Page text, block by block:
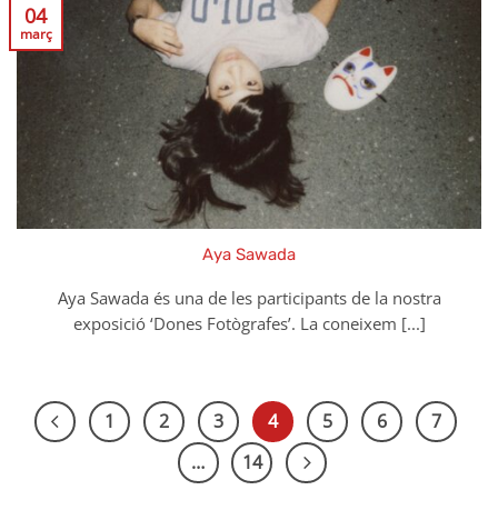
Aya Sawada
Aya Sawada és una de les participants de la nostra
exposició ‘Dones Fotògrafes’. La coneixem [...]
04
març
1 2 3 4 5 6
7
…
14